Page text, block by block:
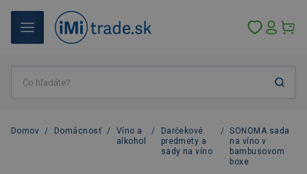
Domov / Domácnosť /
Víno a
alkohol
/
Darčekové
predmety a
sady na víno
/ SONOMA sada
na víno v
bambusovom
boxe